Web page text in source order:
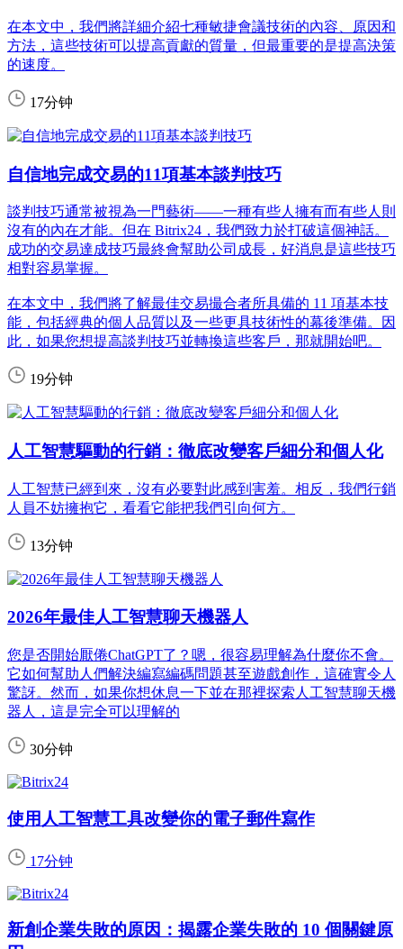
在本文中，我們將詳細介紹七種敏捷會議技術的內容、原因和
方法，這些技術可以提高貢獻的質量，但最重要的是提高決策
的速度。
17分钟
自信地完成交易的11項基本談判技巧
談判技巧通常被視為一門藝術——一種有些人擁有而有些人則
沒有的內在才能。但在 Bitrix24，我們致力於打破這個神話。
成功的交易達成技巧最終會幫助公司成長，好消息是這些技巧
相對容易掌握。
在本文中，我們將了解最佳交易撮合者所具備的 11 項基本技
能，包括經典的個人品質以及一些更具技術性的幕後準備。因
此，如果您想提高談判技巧並轉換這些客戶，那就開始吧。
19分钟
人工智慧驅動的行銷：徹底改變客戶細分和個人化
人工智慧已經到來，沒有必要對此感到害羞。相反，我們行銷
人員不妨擁抱它，看看它能把我們引向何方。
13分钟
2026年最佳人工智慧聊天機器人
您是否開始厭倦ChatGPT了？嗯，很容易理解為什麼你不會。
它如何幫助人們解決編寫編碼問題甚至遊戲創作，這確實令人
驚訝。然而，如果你想休息一下並在那裡探索人工智慧聊天機
器人，這是完全可以理解的
30分钟
使用人工智慧工具改變你的電子郵件寫作
17分钟
新創企業失敗的原因：揭露企業失敗的 10 個關鍵原